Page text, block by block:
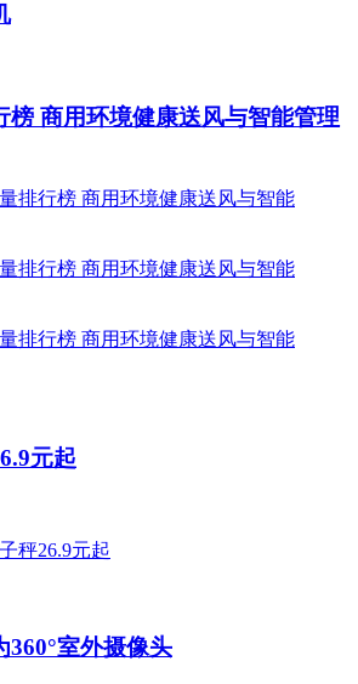
榜 商用环境健康送风与智能管理
元起
360°室外摄像头